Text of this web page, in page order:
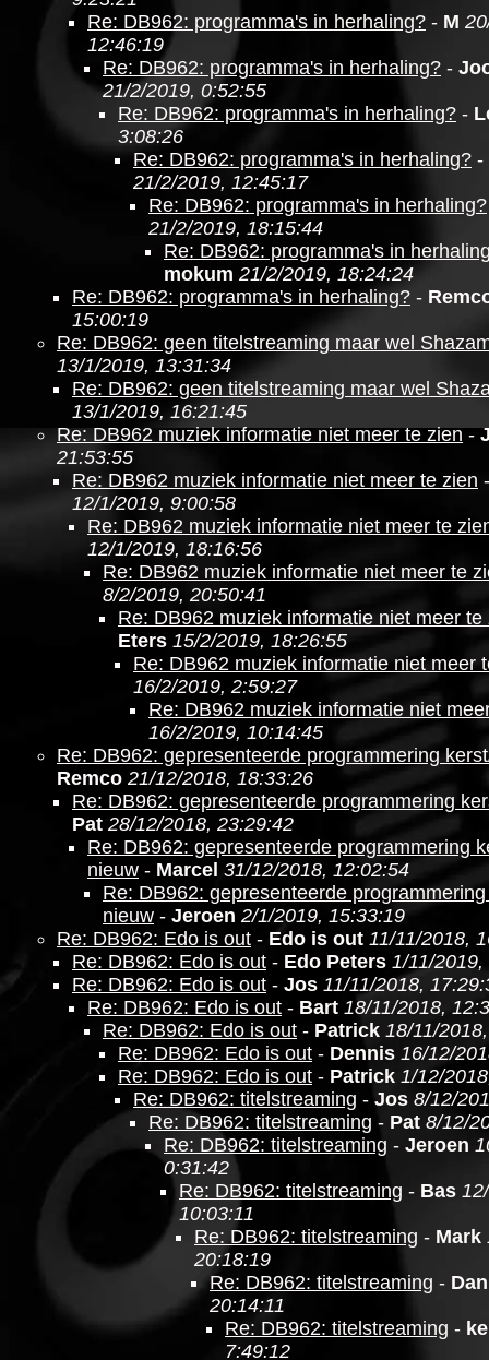
Re: DB962: programma's in herhaling? - M
12:46:19
Re: DB962: programma's in herhaling? -
21/2/2019, 0:52:55
Re: DB962: programma's in herhaling? -
3:08:26
Re: DB962: programma's in herhaling? -
21/2/2019, 12:45:17
Re: DB962: programma's in herhaling?
21/2/2019, 18:15:44
Re: DB962: programma's in
mokum 21/2/2019, 18:24:24
Re: DB962: programma's in herhaling? -
15:00:19
Re: DB962: geen titelstreaming maar wel
13/1/2019, 13:31:34
Re: DB962: geen titelstreaming maar wel
13/1/2019, 16:21:45
Re: DB962 muziek informatie niet meer te zien-
21:53:55
Re: DB962 muziek informatie niet meer te zien
12/1/2019, 9:00:58
Re: DB962 muziek informatie niet meer te
12/1/2019, 18:16:56
Re: DB962 muziek informatie niet meer te
8/2/2019, 20:50:41
Re: DB962 muziek informatie niet meer te
Eters 15/2/2019, 18:26:55
Re: DB962 muziek informatie niet meer
16/2/2019, 2:59:27
Re: DB962 muziek informatie niet
16/2/2019, 10:14:45
Re: DB962: gepresenteerde programmering
Remco 21/12/2018, 18:33:26
Re: DB962: gepresenteerde programmering
Pat 28/12/2018, 23:29:42
Re: DB962: gepresenteerde programmering
nieuw - Marcel 31/12/2018, 12:02:54
Re: DB962: gepresenteerde
nieuw - Jeroen 2/1/2019, 15:33:19
Re: DB962: Edo is out - Edo is out 11/11/2018,
Re: DB962: Edo is out - Edo Peters 1/11/
Re: DB962: Edo is out - Jos 11/11/2018,
Re: DB962: Edo is out - Bart 18/11/2018,
Re: DB962: Edo is out - Patrick 18/11/
Re: DB962: Edo is out - Dennis 16/12/
Re: DB962: Edo is out - Patrick 1/12/
Re: DB962: titelstreaming - Jos 8/12/
Re: DB962: titelstreaming - Pat 8/12/
Re: DB962: titelstreaming - Jeroen
0:31:42
Re: DB962: titelstreaming - Bas
10:03:11
Re: DB962: titelstreaming - Mark
20:18:19
Re: DB962: titelstreaming -
20:14:11
Re: DB962: titelstreaming -
7:49:12